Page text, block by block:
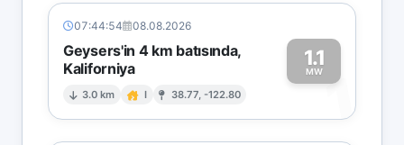
07:44:54 08.08.2026
Geysers'in 4 km batısında,
Kaliforniya
3.0 km I 38.77, -122.80
1.1
MW1